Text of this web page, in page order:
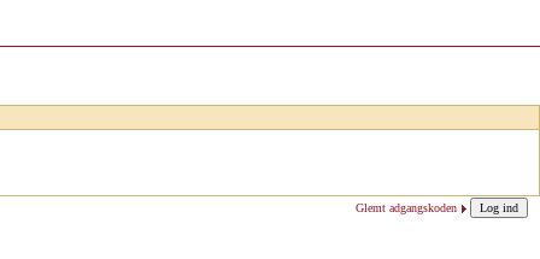
Glemt adgangskoden